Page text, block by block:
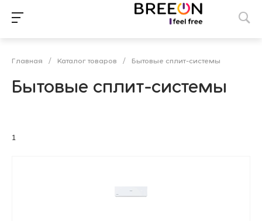
Главная / Каталог товаров / Бытовые сплит-системы
Бытовые сплит-системы
1